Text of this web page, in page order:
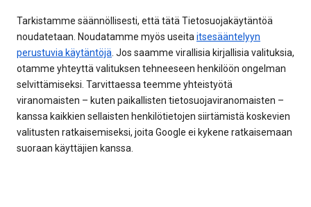
Tarkistamme säännöllisesti, että tätä Tietosuojakäytäntöä
noudatetaan. Noudatamme myös useitaitsesääntelyyn
perustuvia käytäntöjä. Jos saamme virallisia kirjallisia valituksia,
otamme yhteyttä valituksen tehneeseen henkilöön ongelman
selvittämiseksi. Tarvittaessa teemme yhteistyötä
viranomaisten – kuten paikallisten tietosuojaviranomaisten –
kanssa kaikkien sellaisten henkilötietojen siirtämistä koskevien
valitusten ratkaisemiseksi, joita Google ei kykene ratkaisemaan
suoraan käyttäjien kanssa.